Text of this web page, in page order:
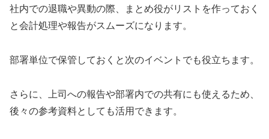
社内での退職や異動の際、まとめ役がリストを作っておく
と会計処理や報告がスムーズになります。
部署単位で保管しておくと次のイベントでも役立ちます。
さらに、上司への報告や部署内での共有にも使えるため、
後々の参考資料としても活用できます。